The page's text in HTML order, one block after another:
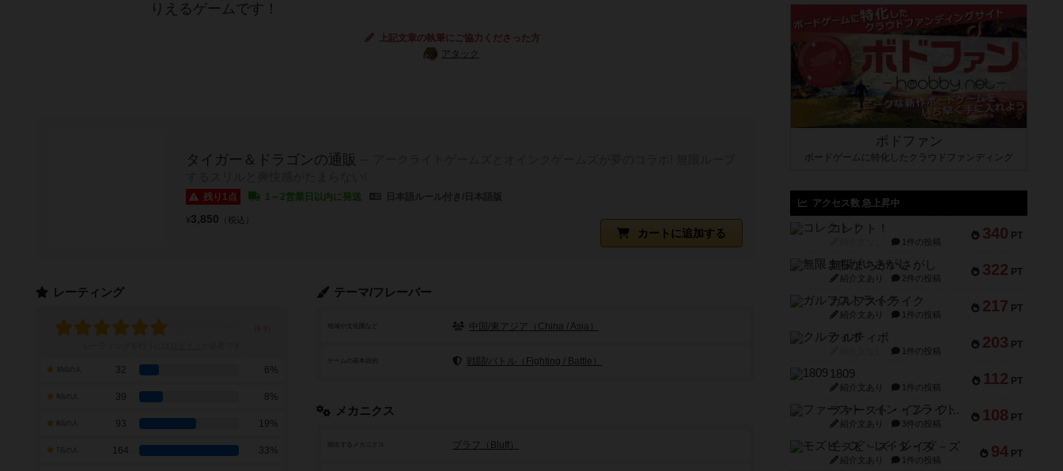
りえるゲームです！
上記文章の執筆にご協力くださった方
アタック
タイガー＆ドラゴンの通販
残り1点 1～2営業日以内に発送
カートに追加する
¥3,850 （税込）
テーマ/フレーバー
地域や文化圏など 中国/東アジア（China / Asia）
ゲームの基本目的 戦闘/バトル（Fighting / Battle）
メカニクス
頻出するメカニクス ブラフ（Bluff）
レーティング
32 6%
39 8%
93 19%
7点の人 164 33%
ボドファン
ボードゲームに特化したクラウドファンディング
アクセス数 急上昇中
340 PT
コレクト！
1件の投稿
322 PT
無限まちがいさがし
紹介文あり 2件の投稿
217 PT
ガルフストライク
紹介文あり 1件の投稿
203 PT
クルティボ
1件の投稿
112 PT
1809
紹介文あり 1件の投稿
108 PT
ファースト・イン・フライト
紹介文あり 3件の投稿
94 PT
モズビ－ズ・レイダ－ズ
紹介文あり 1件の投稿